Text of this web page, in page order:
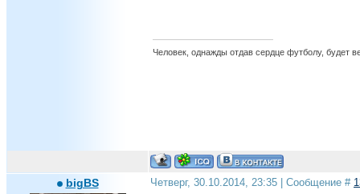
Человек, однажды отдав сердце футболу, будет
bigBS Четверг, 30.10.2014, 23:35 | Сообщение #